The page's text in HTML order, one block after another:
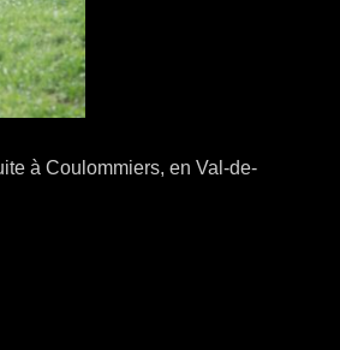
à Coulommiers, en Val-de-